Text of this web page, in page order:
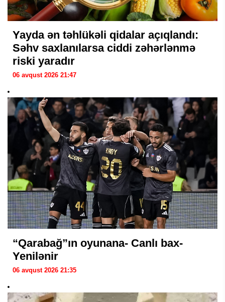
Yayda ən təhlükəli qidalar açıqlandı:
Səhv saxlanılarsa ciddi zəhərlənmə
riski yaradır
06 avqust 2026 21:47
“Qarabağ”ın oyunana- Canlı bax-
Yenilənir
06 avqust 2026 21:35